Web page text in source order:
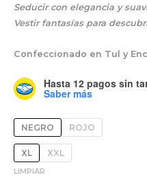
Seducir con elegancia y
Vestir fantasías para
Confeccionado en Tul y
Hasta 12 pagos sin
Saber más
NEGRO ROJO
XL XXL
LIMPIAR